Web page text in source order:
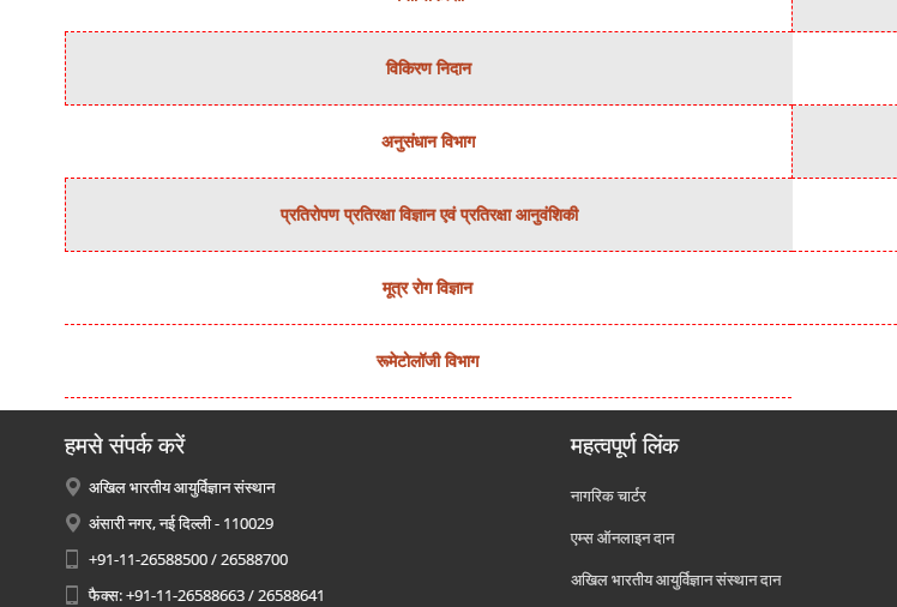
विकिरण निदान
अनुसंधान विभाग
प्रतिरोपण प्रतिरक्षा विज्ञान एवं प्रतिरक्षा आनुवंशिकी
मूत्र रोग विज्ञान
रूमेटोलॉजी विभाग
हमसे संपर्क करें
अखिल भारतीय आयुर्विज्ञान संस्थान
अंसारी नगर, नई दिल्ली - 110029
+91-11-26588500 / 26588700
फैक्स: +91-11-26588663 / 26588641
महत्वपूर्ण लिंक
नागरिक चार्टर
एम्स ऑनलाइन दान
अखिल भारतीय आयुर्विज्ञान संस्थान दान